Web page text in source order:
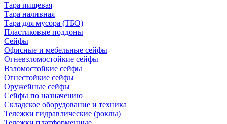
Тара пищевая
Тара наливная
Тара для мусора (ТБО)
Пластиковые поддоны
Сейфы
Офисные и мебельные сейфы
Огневзломостойкие сейфы
Взломостойкие сейфы
Огнестойкие сейфы
Оружейные сейфы
Сейфы по назначению
Складское оборудование и техника
Тележки гидравлические (роклы)